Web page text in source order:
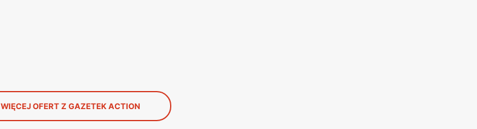
WIĘCEJ OFERT Z GAZETEK ACTION